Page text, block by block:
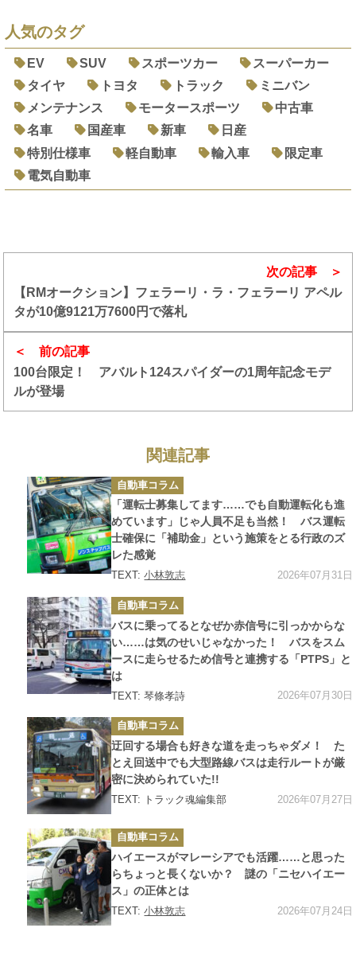
人気のタグ
EV SUV スポーツカー
スーパーカー
タイヤ
トヨタ トラック
ミニバン
メンテナンス
モータースポーツ
中古車
名車
国産車 新車
日産
特別仕様車
軽自動車 輸入車
限定車
電気自動車
前の記事
100台限定！ アバルト124スパイダーの1周年記念モデ
ルが登場
次の記事
【RMオークション】フェラーリ・ラ・フェラーリ アペル
タが10億9121万7600円で落札
関連記事
カ
テ
ゴ
リ
ー
自動車コラム
「運転士募集してます……でも自動運転化も進
めています」じゃ人員不足も当然！ バス運転
士確保に「補助金」という施策をとる行政のズ
レた感覚
TEXT:小林敦志 2026年07月31日
カ
テ
ゴ
リ
ー
自動車コラム
バスに乗ってるとなぜか赤信号に引っかからな
い……は気のせいじゃなかった！ バスをスム
ースに走らせるため信号と連携する「PTPS」と
は
TEXT: 琴條孝詩 2026年07月30日
カ
テ
ゴ
リ
ー
自動車コラム
迂回する場合も好きな道を走っちゃダメ！ た
とえ回送中でも大型路線バスは走行ルートが厳
密に決められていた!!
TEXT: トラック魂編集部 2026年07月27日
カ
テ
ゴ
リ
ー
自動車コラム
ハイエースがマレーシアでも活躍……と思った
らちょっと長くないか？ 謎の「ニセハイエー
ス」の正体とは
TEXT:小林敦志 2026年07月24日